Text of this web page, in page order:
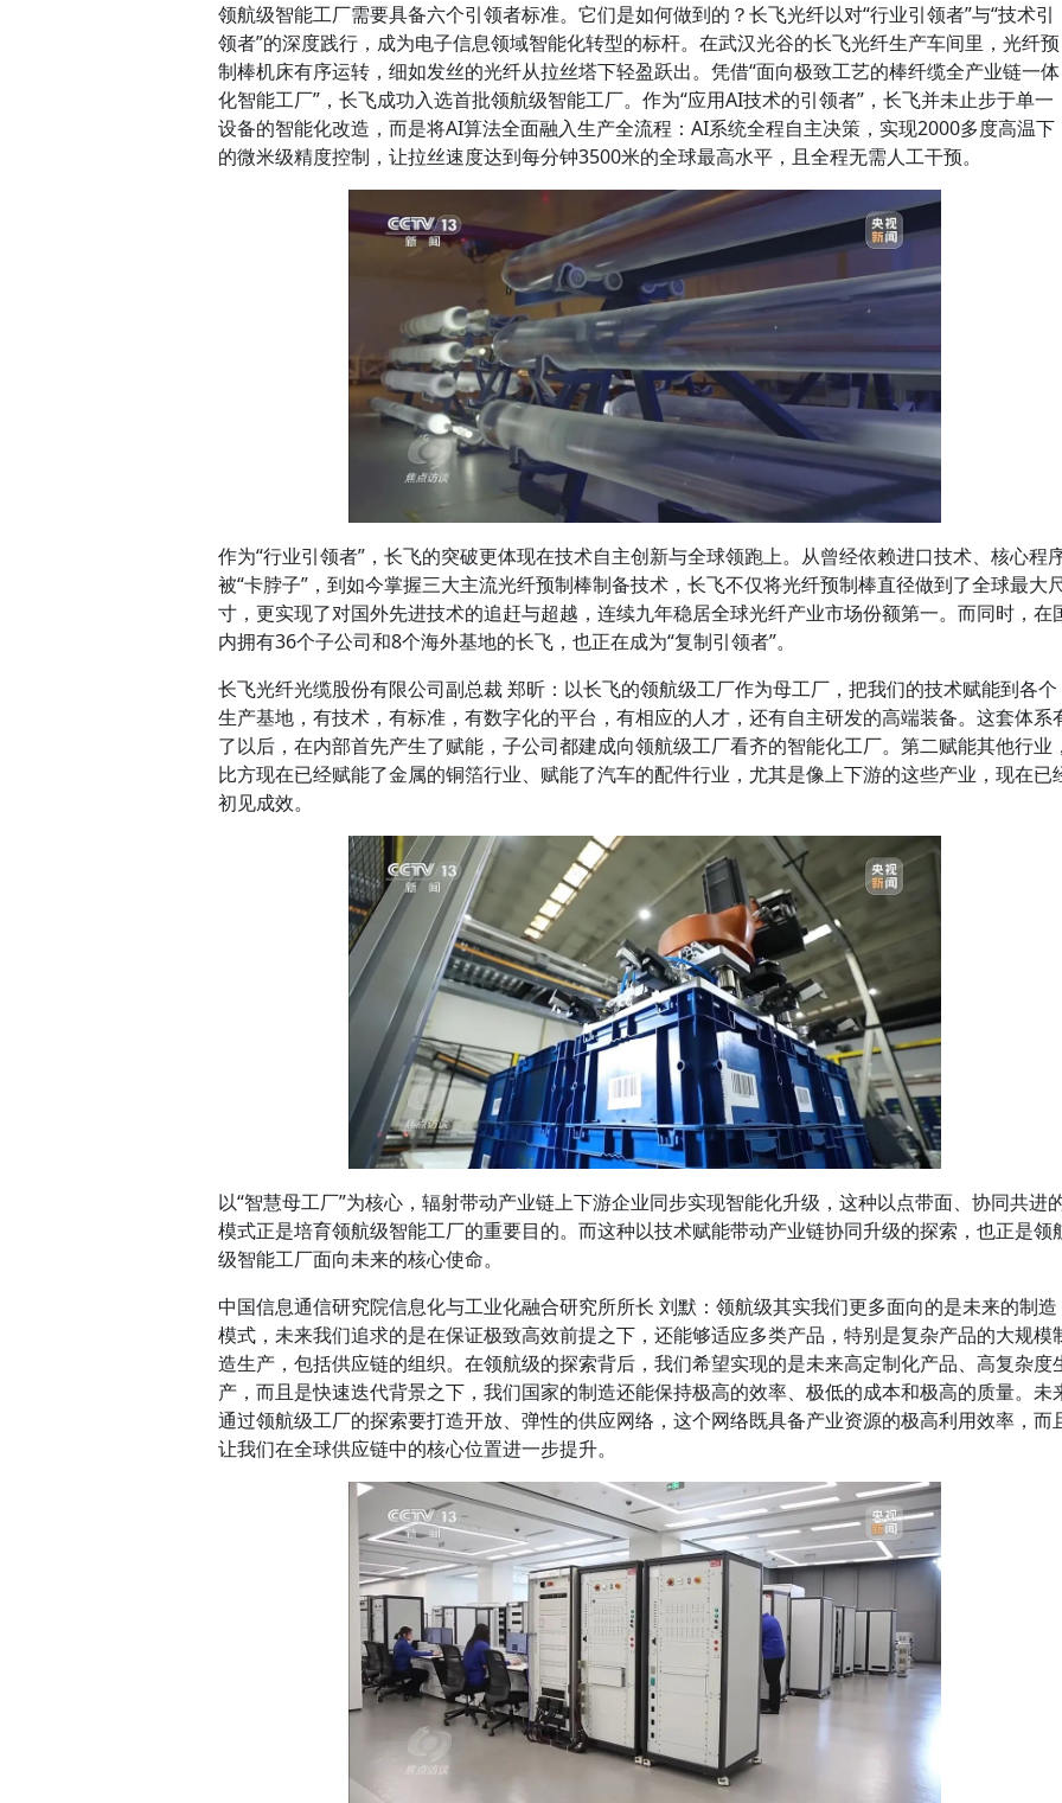
领航级智能工厂需要具备六个引领者标准。它们是如何做到的？长飞光纤以对“行业引领者”与“技术引
领者”的深度践行，成为电子信息领域智能化转型的标杆。在武汉光谷的长飞光纤生产车间里，光纤预
制棒机床有序运转，细如发丝的光纤从拉丝塔下轻盈跃出。凭借“面向极致工艺的棒纤缆全产业链一体
化智能工厂”，长飞成功入选首批领航级智能工厂。作为“应用AI技术的引领者”，长飞并未止步于单一
设备的智能化改造，而是将AI算法全面融入生产全流程：AI系统全程自主决策，实现2000多度高温下
的微米级精度控制，让拉丝速度达到每分钟3500米的全球最高水平，且全程无需人工干预。
作为“行业引领者”，长飞的突破更体现在技术自主创新与全球领跑上。从曾经依赖进口技术、核心程
被“卡脖子”，到如今掌握三大主流光纤预制棒制备技术，长飞不仅将光纤预制棒直径做到了全球最大
寸，更实现了对国外先进技术的追赶与超越，连续九年稳居全球光纤产业市场份额第一。而同时，在
内拥有36个子公司和8个海外基地的长飞，也正在成为“复制引领者”。
长飞光纤光缆股份有限公司副总裁 郑昕：以长飞的领航级工厂作为母工厂，把我们的技术赋能到各个
生产基地，有技术，有标准，有数字化的平台，有相应的人才，还有自主研发的高端装备。这套体系
了以后，在内部首先产生了赋能，子公司都建成向领航级工厂看齐的智能化工厂。第二赋能其他行业
比方现在已经赋能了金属的铜箔行业、赋能了汽车的配件行业，尤其是像上下游的这些产业，现在已
初见成效。
以“智慧母工厂”为核心，辐射带动产业链上下游企业同步实现智能化升级，这种以点带面、协同共进
模式正是培育领航级智能工厂的重要目的。而这种以技术赋能带动产业链协同升级的探索，也正是领
级智能工厂面向未来的核心使命。
中国信息通信研究院信息化与工业化融合研究所所长 刘默：领航级其实我们更多面向的是未来的制造
模式，未来我们追求的是在保证极致高效前提之下，还能够适应多类产品，特别是复杂产品的大规模
造生产，包括供应链的组织。在领航级的探索背后，我们希望实现的是未来高定制化产品、高复杂度
产，而且是快速迭代背景之下，我们国家的制造还能保持极高的效率、极低的成本和极高的质量。未
通过领航级工厂的探索要打造开放、弹性的供应网络，这个网络既具备产业资源的极高利用效率，而
让我们在全球供应链中的核心位置进一步提升。